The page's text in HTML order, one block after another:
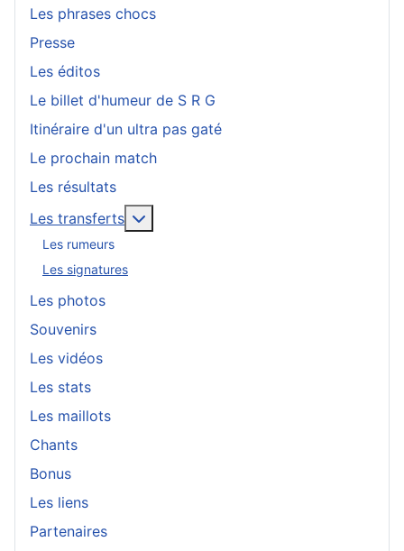
Les phrases chocs
Presse
Les éditos
Le billet d'humeur de S R G
Itinéraire d'un ultra pas gaté
Le prochain match
Les résultats
Les transferts
Les rumeurs
Les signatures
Les photos
Souvenirs
Les vidéos
Les stats
Les maillots
Chants
Bonus
Les liens
Partenaires